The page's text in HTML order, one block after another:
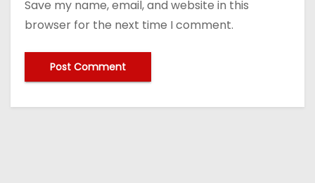
Save my name, email, and website in this
browser for the next time I comment.